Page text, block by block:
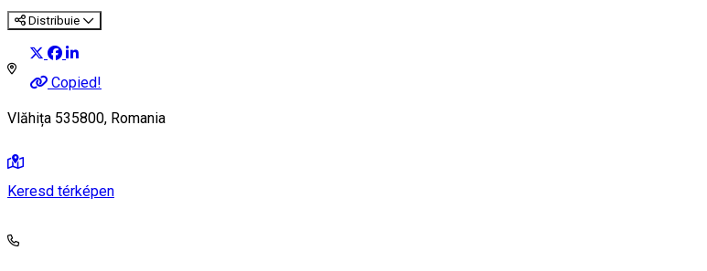
Distribuie
Copied!
Vlăhița 535800, Romania
Keresd térképen